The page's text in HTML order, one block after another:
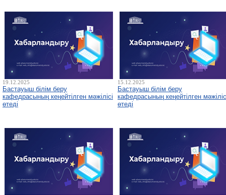
19.12.2025
Бастауыш білім беру
кафедрасының кеңейтілген мәжілісі
өтеді
15.12.2025
Бастауыш білім беру
кафедрасының кеңейтілген
өтеді